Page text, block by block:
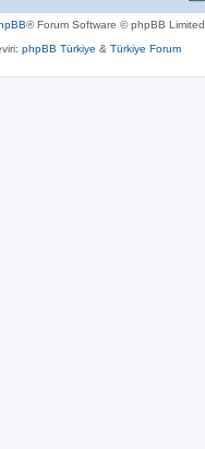
® Forum Software © phpBB Limited
phpBB Türkiye & Türkiye Forum